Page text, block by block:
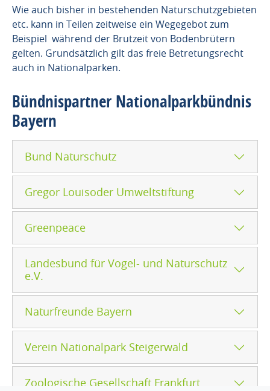
Wie auch bisher in bestehenden Naturschutzgebieten
etc. kann in Teilen zeitweise ein Wegegebot zum
Beispiel während der Brutzeit von Bodenbrütern
gelten. Grundsätzlich gilt das freie Betretungsrecht
auch in Nationalparken.
Bündnispartner Nationalparkbündnis
Bayern
Bund Naturschutz
Gregor Louisoder Umweltstiftung
Greenpeace
Landesbund für Vogel- und Naturschutz
e.V.
Naturfreunde Bayern
Verein Nationalpark Steigerwald
Zoologische Gesellschaft Frankfurt